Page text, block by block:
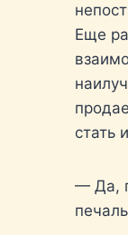
Еще
стать
— Да,